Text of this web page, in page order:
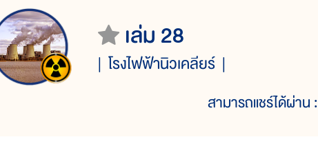
เล่ม 28
โรงไฟฟ้านิวเคลียร์
สามารถแชร์ได้ผ่าน :